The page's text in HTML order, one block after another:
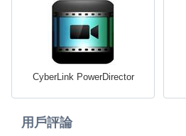
CyberLink PowerDirector
用戶評論